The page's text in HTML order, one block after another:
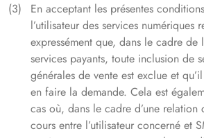
En acceptant les présentes
l’utilisateur des services numériques
expressément que, dans le cadre de
services payants, toute inclusion de
générales de vente est exclue et
en faire la demande. Cela est
cas où, dans le cadre d’une relation
cours entre l’utilisateur concerné et